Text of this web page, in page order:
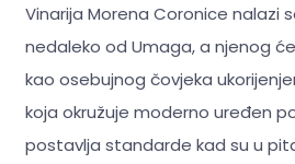
Vinarija Morena Coronice nalazi
nedaleko od Umaga, a njenog
kao osebujnog čovjeka
koja okružuje moderno uređen
postavlja standarde kad su u